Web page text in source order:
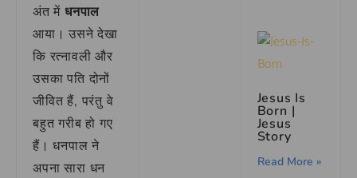
अंत में धनपाल
आया। उसने देखा
कि रत्नावली और
उसका पति दोनों
जीवित हैं, परंतु वे
बहुत गरीब हो गए
हैं। धनपाल ने
अपना सारा धन
Jesus Is
Born |
Jesus
Story
Read More »